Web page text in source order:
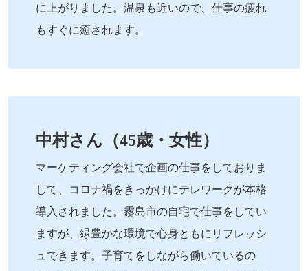
に上がりました。温泉も近いので、仕事の疲れ
もすぐに癒されます。
中村さん（45歳・女性）
マーケティング会社で企画の仕事をしておりま
して、コロナ禍をきっかけにテレワークが本格
導入されました。霧島市の自宅で仕事をしてい
ますが、緑豊かな環境で心身ともにリフレッシ
ュできます。子育てをしながら働いているの